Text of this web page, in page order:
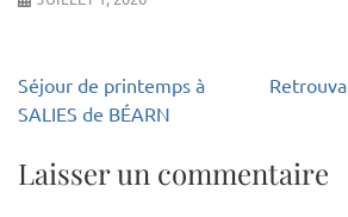
Navigation
de
Séjour de printemps à
SALIES de BÉARN
Laisser un commentaire